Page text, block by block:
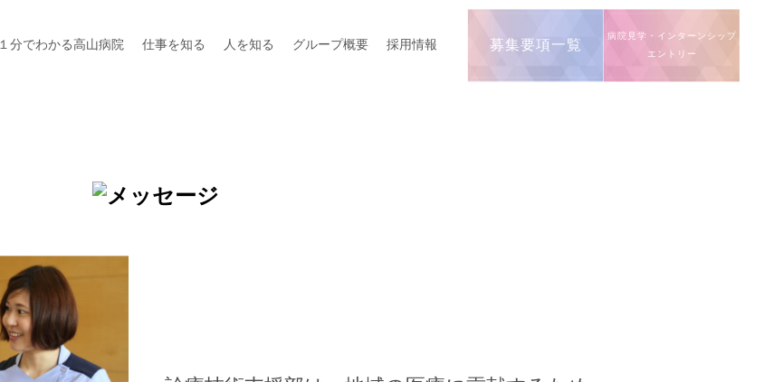
１分でわかる高山病院 仕事を知る 人を知る グループ概要 採用情報 募集要項一覧
病院見学・インターンシップ
エントリー